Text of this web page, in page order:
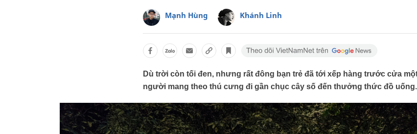
Mạnh Hùng Khánh Linh
Dù trời còn tối đen, nhưng rất đông bạn trẻ đã tới xếp hàng trước cửa
người mang theo thú cưng đi gần chục cây số đến thưởng thức đồ uống.